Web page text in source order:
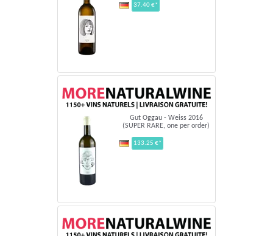
37.40 €*
Gut Oggau - Weiss 2016
(SUPER RARE, one per order)
133.25 €*